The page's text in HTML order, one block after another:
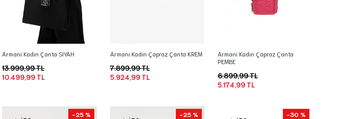
Armani Kadın Çanta SIYAH
10.499,99 TL
13.999,99 TL
Armani Kadın Çapraz Çanta KREM
5.924,99 TL
7.899,99 TL
Armani Kadın Çapraz Çanta
PEMBE
5.174,99 TL
6.899,99 TL
-25 % -25 % -30 %